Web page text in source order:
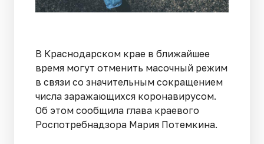
В Краснодарском крае в ближайшее
время могут отменить масочный режим
в связи со значительным сокращением
числа заражающихся коронавирусом.
Об этом сообщила глава краевого
Роспотребнадзора Мария Потемкина.